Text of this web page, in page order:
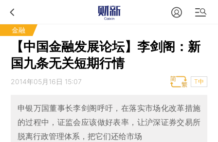
金融
【中国金融发展论坛】李剑阁：新
国九条无关短期行情
2014年05月16日 15:07 T中
申银万国董事长李剑阁呼吁，在落实市场化改革措施
的过程中，证监会应该做好表率，让沪深证券交易所
脱离行政管理体系，把它们还给市场